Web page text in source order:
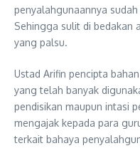
penyalahgunaannya
Sehingga sulit di bedakan
yang palsu.
Ustad Arifin pencipta
yang telah banyak
pendisikan maupun intasi
mengajak kepada para
terkait bahaya